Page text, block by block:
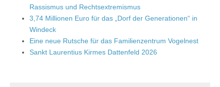
Rassismus und Rechtsextremismus
3,74 Millionen Euro für das „Dorf der Generationen“ in
Windeck
Eine neue Rutsche für das Familienzentrum Vogelnest
Sankt Laurentius Kirmes Dattenfeld 2026